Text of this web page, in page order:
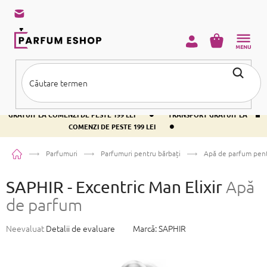
conținut
TRANSPORT GRATUIT LA COMENZI DE PESTE 199 LEI •
TRANSPORT
GRATUIT LA COMENZI DE PESTE 199 LEI
•
TRANSPORT GRATUIT LA
COMENZI DE PESTE 199 LEI
•
COŞ
Acasă Parfumuri Parfumuri pentru bărbați Apă de parfum
SAPHIR - Excentric Man Elixir Apă
de parfum
Evaluarea
Neevaluat Detalii de evaluare Marcă:SAPHIR